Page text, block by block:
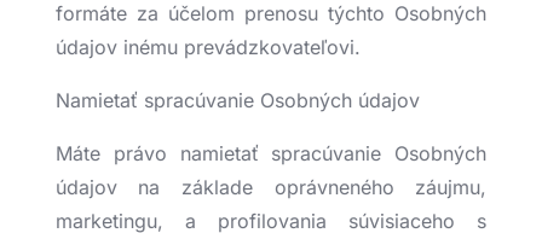
formáte za účelom prenosu týchto Osobných
údajov inému prevádzkovateľovi.
Namietať spracúvanie Osobných údajov
Máte právo namietať spracúvanie Osobných
údajov na základe oprávneného záujmu,
marketingu, a profilovania súvisiaceho s